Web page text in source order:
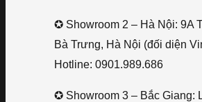
✪ Showroom 2 – Hà Nội: 9A
Bà Trưng, Hà Nội (đối diện
Hotline: 0901.989.686
✪ Showroom 3 – Bắc Giang: